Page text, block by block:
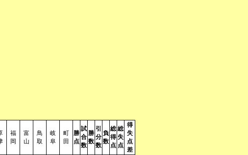
福
岡
富
山
鳥
取
岐
阜
町
田
勝
点
試
合
数
勝
数
引
分
数
負
数
総
得
点
総
失
点
得
失
点
差